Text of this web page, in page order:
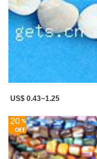
US$ 0.43~1.25
20